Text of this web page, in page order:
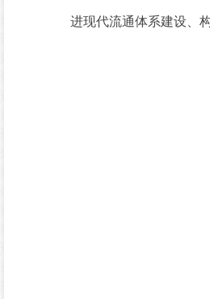
进现代流通体系建设、